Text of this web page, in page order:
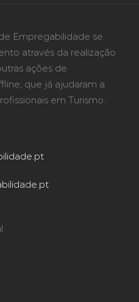
Empregabilidade se
através da realização
ações de
que já ajudaram a
em Turismo.